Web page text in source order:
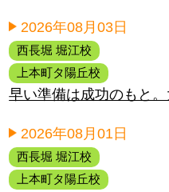
2026年08月03日
西長堀 堀江校
上本町タ陽丘校
早い準備は成功のもと
2026年08月01日
西長堀 堀江校
上本町タ陽丘校